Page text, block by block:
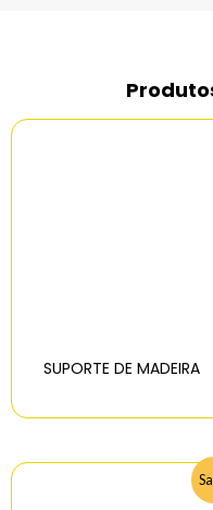
SUPORTE DE MADEIRA